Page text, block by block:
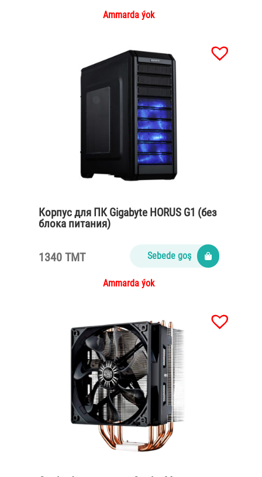
Ammarda ýok
Корпус для ПК Gigabyte HORUS G1 (без
блока питания)
1340 TMT Sebede goş
Ammarda ýok